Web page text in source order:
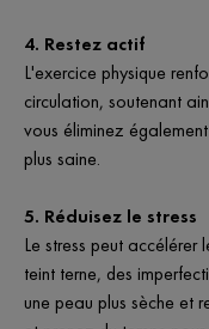
4. Restez actif
L'exercice physique
circulation, soutenant
vous éliminez
plus saine.
5. Réduisez le stress
Le stress peut accélérer
teint terne, des
une peau plus sèche et